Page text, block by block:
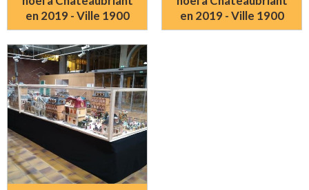
en 2019 - Ville 1900
en 2019 - Ville 1900